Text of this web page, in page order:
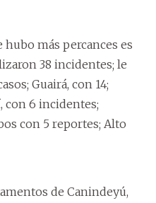
más percances es
38 incidentes; le
Guairá, con 14;
con 6 incidentes;
con 5 reportes; Alto
de Canindeyú,